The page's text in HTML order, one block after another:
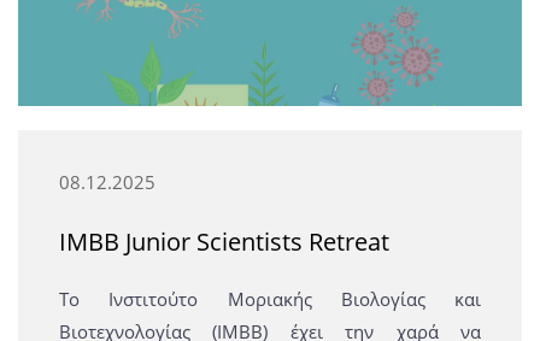
08.12.2025
IMBB Junior Scientists Retreat
Το Ινστιτούτο Μοριακής Βιολογίας και
Βιοτεχνολογίας (ΙΜΒΒ) έχει την χαρά να